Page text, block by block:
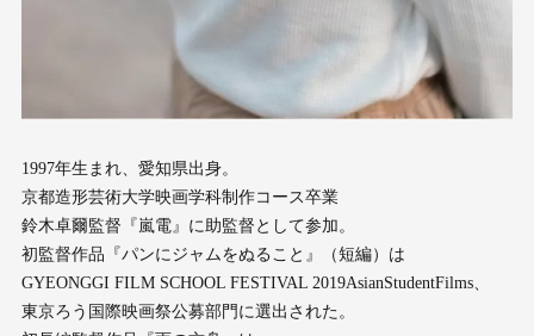
1997年生まれ、愛知県出身。
京都造形芸術大学映画学科制作コース卒業
鈴木卓爾監督『嵐電』に助監督として参加。
初監督作品『パンにジャムをぬること』（短編）は
GYEONGGI FILM SCHOOL FESTIVAL 2019AsianStudentFilms、
東京ろう国際映画祭公募部門に選出された。